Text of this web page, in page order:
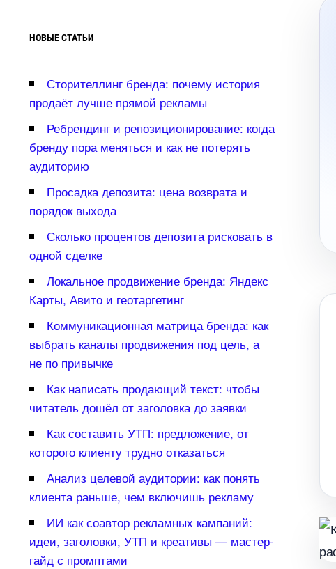
НОВЫЕ СТАТЬИ
Сторителлинг бренда: почему история
продаёт лучше прямой рекламы
Ребрендинг и репозиционирование: когда
ренду пора меняться и как не потерять
аудиторию
Просадка депозита: цена возврата и
порядок выхода
Сколько процентов депозита рисковать
одной сделке
Локальное продвижение бренда: Яндекс
Карты, Авито и геотаргетин
Коммуникационная матрица бренда: как
ыбрать каналы продвижения под цель, а
не по привычке
Как написать продающий текст: чтобы
читатель дошёл от заголовка до заявки
Как составить УТП: предложение, от
которого клиенту трудно отказаться
Анализ целевой аудитории: как понять
клиента раньше, чем включишь рекламу
ИИ как соавтор рекламных кампаний:
идеи, заголовки, УТП и креативы — мастер-
айд с промптами